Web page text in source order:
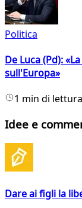
Politica
De Luca (Pd):
sull'Europa»
1 min di lettura
Idee e
Dare ai figli la